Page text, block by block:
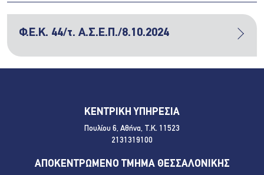
Φ.Ε.Κ. 44/τ. Α.Σ.Ε.Π./8.10.2024
ΚΕΝΤΡΙΚΗ ΥΠΗΡΕΣΙΑ
Πουλίου 6, Αθήνα, Τ.Κ. 11523
2131319100
ΑΠΟΚΕΝΤΡΩΜΕΝΟ ΤΜΗΜΑ ΘΕΣΣΑΛΟΝΙΚΗΣ